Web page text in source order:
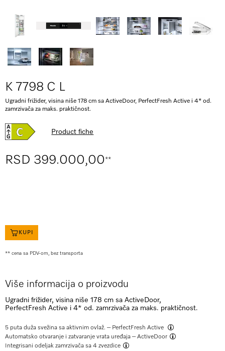
K 7798 C L
Ugradni frižider, visina niše 178 cm sa ActiveDoor, PerfectFresh Active i 4* od.
zamrzivača za maks. praktičnost.
Product fiche
RSD 399.000,00**
KUPI
** cena sa PDV-om, bez transporta
Više informacija o proizvodu
Ugradni frižider, visina niše 178 cm sa ActiveDoor,
PerfectFresh Active i 4* od. zamrzivača za maks. praktičnost.
5 puta duža svežina sa aktivnim ovlaž. – PerfectFresh Active
Automatsko otvaranje i zatvaranje vrata uređaja –ActiveDoor
Integrisani odeljak zamrzivača sa 4 zvezdice